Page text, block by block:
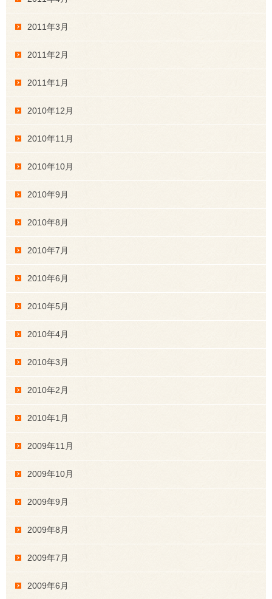
2011年3月
2011年2月
2011年1月
2010年12月
2010年11月
2010年10月
2010年9月
2010年8月
2010年7月
2010年6月
2010年5月
2010年4月
2010年3月
2010年2月
2010年1月
2009年11月
2009年10月
2009年9月
2009年8月
2009年7月
2009年6月